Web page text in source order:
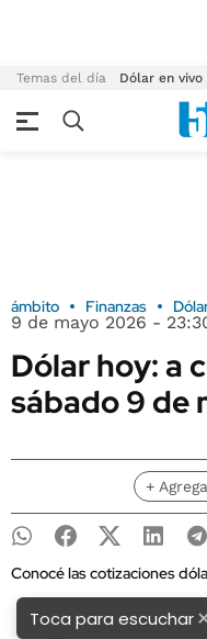
Temas del día Dólar en vivo
ámbito Finanzas
9 de mayo 2026 -
Dólar hoy: a
sábado 9 de
+
Conocé las cotizaciones
Toca para escuchar